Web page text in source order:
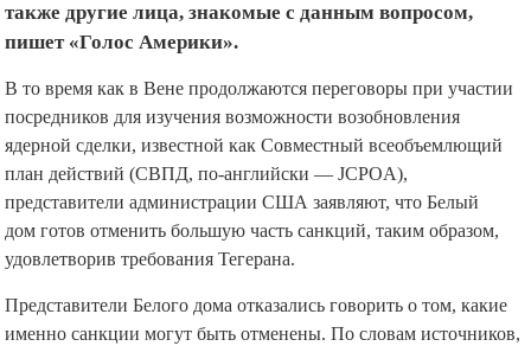
действующие и бывшие сотрудники администрации, а
также другие лица, знакомые с данным вопросом,
В то время как в Вене продолжаются переговоры при участии
посредников для изучения возможности возобновления
ядерной сделки, известной как Совместный всеобъемлющий
план действий (СВПД, по-английски — JCPOA),
представители администрации США заявляют, что Белый
дом готов отменить большую часть санкций, таким образом,
Представители Белого дома отказались говорить о том, какие